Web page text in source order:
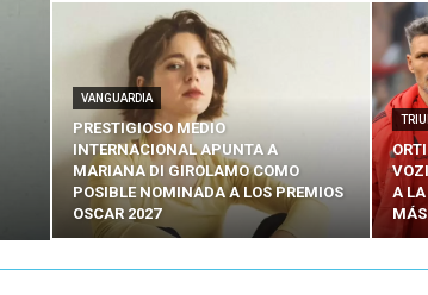
VANGUARDIA
PRESTIGIOSO MEDIO
INTERNACIONAL APUNTA A
MARIANA DI GIROLAMO COMO
POSIBLE NOMINADA A LOS PREMIOS
OSCAR 2027
A LA